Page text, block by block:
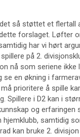
så støttet et flertall
forslaget. Løfter
har vi hørt
på 2.
nå som seriene ikke
se en økning i
prioritere å spille
Spillere i D2 kan i
og erfaringen
hjemklubb, samtidig
kan bruke 2.